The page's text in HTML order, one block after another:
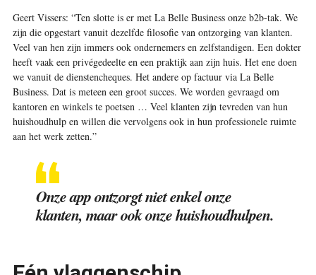
Geert Vissers: “Ten slotte is er met La Belle Business onze b2b-tak. We
zijn die opgestart vanuit dezelfde filosofie van ontzorging van klanten.
Veel van hen zijn immers ook ondernemers en zelfstandigen. Een dokter
heeft vaak een privégedeelte en een praktijk aan zijn huis. Het ene doen
we vanuit de dienstencheques. Het andere op factuur via La Belle
Business. Dat is meteen een groot succes. We worden gevraagd om
kantoren en winkels te poetsen … Veel klanten zijn tevreden van hun
huishoudhulp en willen die vervolgens ook in hun professionele ruimte
aan het werk zetten.”
Onze app ontzorgt niet enkel onze
klanten, maar ook onze huishoudhulpen.